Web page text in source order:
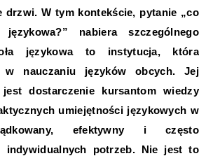
drzwi. W tym kontekście, pytanie „co
nabiera szczególnego
językowa to instytucja, która
w nauczaniu języków obcych. Jej
jest dostarczenie kursantom wiedzy
umiejętności językowych w
efektywny i często
indywidualnych potrzeb. Nie jest to